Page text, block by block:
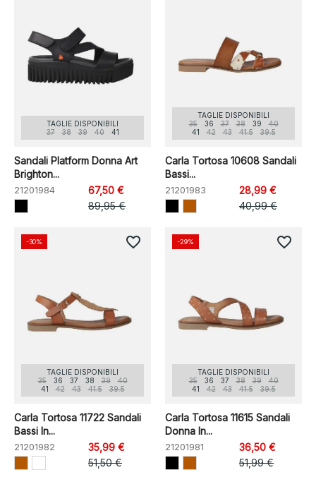
TAGLIE DISPONIBILI
37
38 39 40 41
Sandali Platform Donna Art
Brighton...
21201984
67,50 €
89,95 €
TAGLIE DISPONIBILI
35
36 37 38 39
40
41
42 43 41.5 39.5
Carla Tortosa 10608 Sandali
Bassi...
21201983
28,99 €
40,99 €
TAGLIE DISPONIBILI
35
36 37 38 39
40
41
42 43 41.5 39.5
Carla Tortosa 11722 Sandali
Bassi In...
21201982
35,99 €
51,50 €
-30% favorite_border
TAGLIE DISPONIBILI
35
36 37 38 39
40
41
42 43 41.5 39.5
Carla Tortosa 11615 Sandali
Donna In...
21201981
36,50 €
51,99 €
-29% favorite_border